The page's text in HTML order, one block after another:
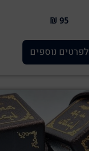
95 ₪
לפרטים נוספים